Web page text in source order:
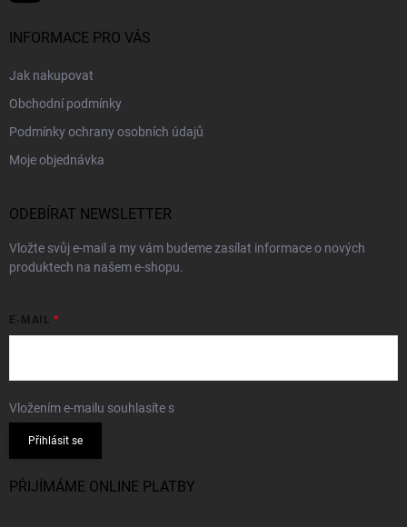
INFORMACE PRO VÁS
Jak nakupovat
Obchodní podmínky
Podmínky ochrany osobních údajů
Moje objednávka
ODEBÍRAT NEWSLETTER
Vložte svůj e-mail a my vám budeme zasílat informace o nových
produktech na našem e-shopu.
E-MAIL
Vložením e-mailu souhlasíte s
Přihlásit se
PŘIJÍMÁME ONLINE PLATBY